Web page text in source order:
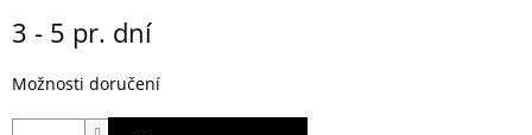
cena:
3 - 5 pr. dní
Možnosti doručení